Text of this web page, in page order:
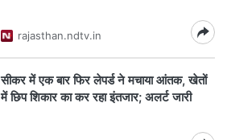
rajasthan.ndtv.in
सीकर में एक बार फिर लेपर्ड ने मचाया आंतक, खेतों
में छिप शिकार का कर रहा इंतजार; अलर्ट जारी